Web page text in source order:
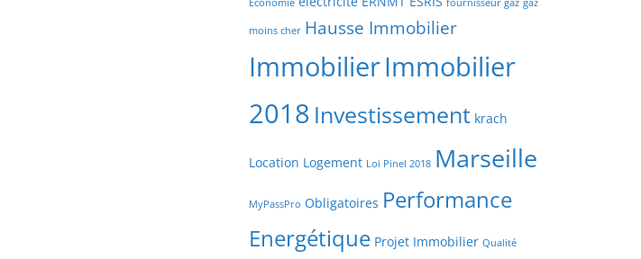
Economie fournisseur gaz gaz
moins cher Hausse Immobilier
ImmobilierImmobilier
2018 Investissement krach
Location Logement Loi Pinel 2018 Marseille
MyPassPro Obligatoires Performance
Energétique Projet Immobilier Qualité